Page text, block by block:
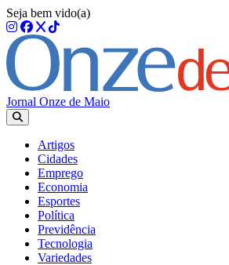
Seja bem vido(a)
Jornal Onze de Maio
Artigos
Cidades
Emprego
Economia
Esportes
Política
Previdência
Tecnologia
Variedades